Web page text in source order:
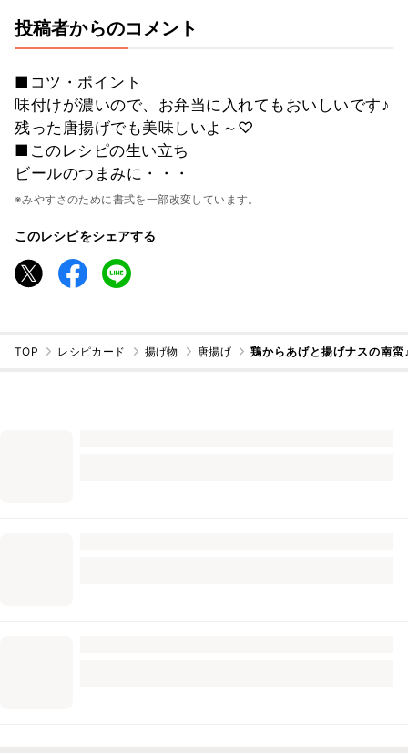
投稿者からのコメント
■コツ・ポイント
味付けが濃いので、お弁当に入れてもおいしいです♪
残った唐揚げでも美味しいよ～♡
■このレシピの生い立ち
ビールのつまみに・・・
※みやすさのために書式を一部改変しています。
このレシピをシェアする
TOP レシピカード 揚げ物 唐揚げ 鶏からあげと揚げナスの南